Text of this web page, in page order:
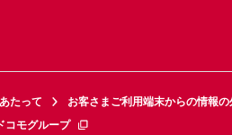
たって お客さまご利用端末からの情報
コモグループ